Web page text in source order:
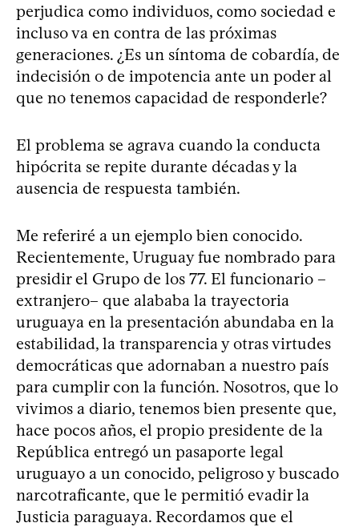
perjudica como individuos, como sociedad e
incluso va en contra de las próximas
generaciones. ¿Es un síntoma de cobardía, de
indecisión o de impotencia ante un poder al
que no tenemos capacidad de responderle?
El problema se agrava cuando la conducta
hipócrita se repite durante décadas y la
ausencia de respuesta también.
Me referiré a un ejemplo bien conocido.
Recientemente, Uruguay fue nombrado para
presidir el Grupo de los 77. El funcionario –
extranjero– que alababa la trayectoria
uruguaya en la presentación abundaba en la
estabilidad, la transparencia y otras virtudes
democráticas que adornaban a nuestro país
para cumplir con la función. Nosotros, que lo
vivimos a diario, tenemos bien presente que,
hace pocos años, el propio presidente de la
República entregó un pasaporte legal
uruguayo a un conocido, peligroso y buscado
narcotraficante, que le permitió evadir la
Justicia paraguaya. Recordamos que el